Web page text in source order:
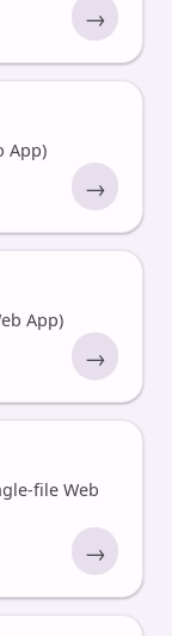
→
App)
→
App)
→
file Web
→